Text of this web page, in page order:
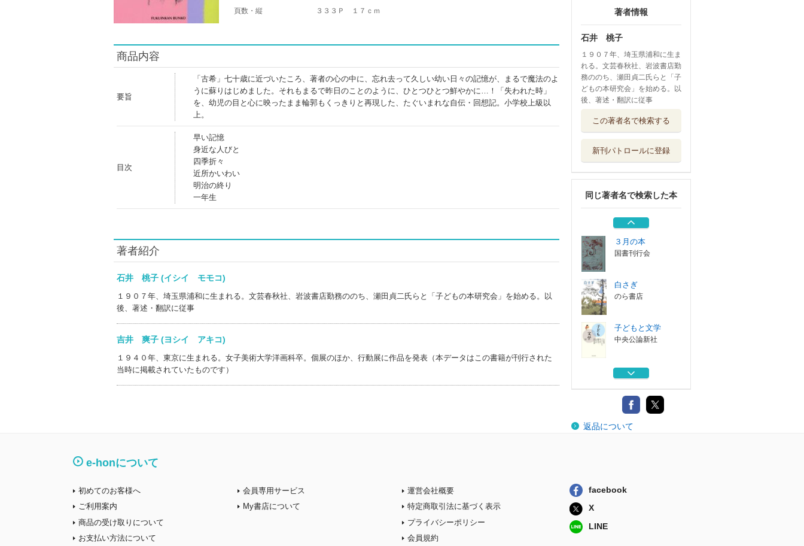
頁数・縦
３３３Ｐ １７ｃｍ
商品内容
要旨
「古希」七十歳に近づいたころ、著者の心の中に、忘れ去って久しい幼い日々の記憶が、まるで魔法のよ
うに蘇りはじめました。それもまるで昨日のことのように、ひとつひとつ鮮やかに…！「失われた時」
を、幼児の目と心に映ったまま輪郭もくっきりと再現した、たぐいまれな自伝・回想記。小学校上級以
上。
目次
早い記憶
身近な人びと
四季折々
近所かいわい
明治の終り
一年生
著者紹介
石井 桃子 (イシイ モモコ)
１９０７年、埼玉県浦和に生まれる。文芸春秋社、岩波書店勤務ののち、瀬田貞二氏らと「子どもの本研究会」を始める。以
後、著述・翻訳に従事
吉井 爽子 (ヨシイ アキコ)
１９４０年、東京に生まれる。女子美術大学洋画科卒。個展のほか、行動展に作品を発表（本データはこの書籍が刊行された
当時に掲載されていたものです）
著者情報
石井 桃子
１９０７年、埼玉県浦和に生ま
れる。文芸春秋社、岩波書店勤
務ののち、瀬田貞二氏らと「子
どもの本研究会」を始める。以
後、著述・翻訳に従事
この著者名で検索する
新刊パトロールに登録
同じ著者名で検索した本
中央公論新社
精選女性随筆集
文藝春秋
東京子ども図書館
共同企画復刊童...
福音館書店
３月の本
国書刊行会
白さぎ
のら書店
子どもと文学
中央公論新社
精選女性随筆集
文藝春秋
東京子ども図書館
共同企画復刊童...
返品について
e-honについて
初めてのお客様へ
ご利用案内
商品の受け取りについて
お支払い方法について
会員専用サービス
My書店について
運営会社概要
特定商取引法に基づく表示
プライバシーポリシー
会員規約
facebook
X
LINE